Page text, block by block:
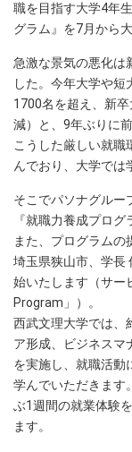
職を目指す大学4年
グラム』を7月から
急激な景気の悪化は
した。今年大学や
1700名を超え、新
減）と、9年ぶりに
こうした厳しい就職
んでおり、大学では
そこでパソナグルー
『就職力養成プロ
また、プログラムの
埼玉県狭山市、学長
始いたします（サー
Program」）。
西武文理大学では、
ア形成、ビジネスマ
を実施し、就職活動
学んでいただきます
ぶ1週間の就業体験
ます。